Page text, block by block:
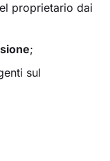
proprietario dai
;
sul